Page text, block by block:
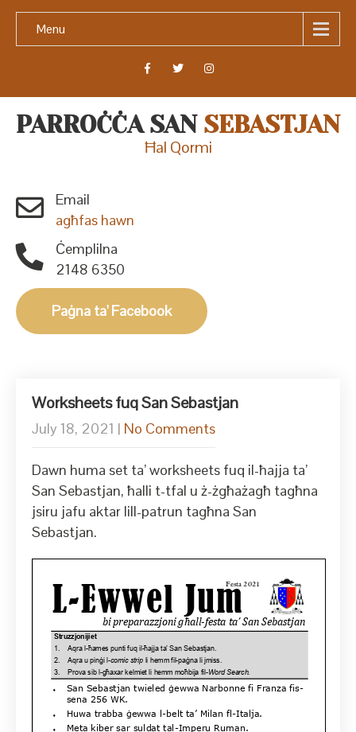
Menu
PARROĊĊA SAN SEBASTJAN
Ħal Qormi
Email
agħfas hawn
Ċemplilna
2148 6350
Paġna ta' Facebook
Worksheets fuq San Sebastjan
July 18, 2021 | No Comments
Dawn huma set ta’ worksheets fuq il-ħajja ta’
San Sebastjan, ħalli t-tfal u ż-żgħażagħ tagħna
jsiru jafu aktar lill-patrun tagħna San
Sebastjan.